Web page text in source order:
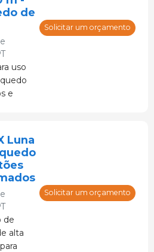
o de
uso
e
Solicitar um orçamento
Luna
de
alta
Solicitar um orçamento